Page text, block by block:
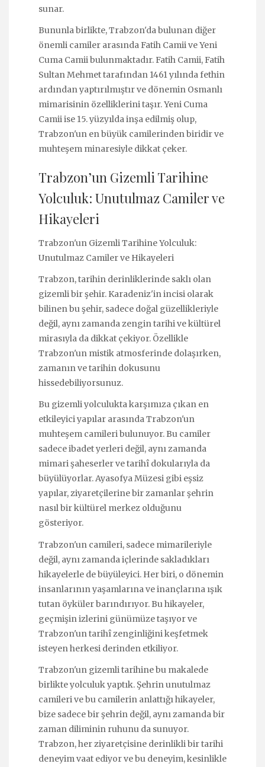
sunar.
Bununla birlikte, Trabzon'da bulunan diğer
önemli camiler arasında Fatih Camii ve Yeni
Cuma Camii bulunmaktadır. Fatih Camii, Fatih
Sultan Mehmet tarafından 1461 yılında fethin
ardından yaptırılmıştır ve dönemin Osmanlı
mimarisinin özelliklerini taşır. Yeni Cuma
Camii ise 15. yüzyılda inşa edilmiş olup,
Trabzon'un en büyük camilerinden biridir ve
muhteşem minaresiyle dikkat çeker.
Trabzon’un Gizemli Tarihine
Yolculuk: Unutulmaz Camiler ve
Hikayeleri
Trabzon'un Gizemli Tarihine Yolculuk:
Unutulmaz Camiler ve Hikayeleri
Trabzon, tarihin derinliklerinde saklı olan
gizemli bir şehir. Karadeniz'in incisi olarak
bilinen bu şehir, sadece doğal güzellikleriyle
değil, aynı zamanda zengin tarihi ve kültürel
mirasıyla da dikkat çekiyor. Özellikle
Trabzon'un mistik atmosferinde dolaşırken,
zamanın ve tarihin dokusunu
hissedebiliyorsunuz.
Bu gizemli yolculukta karşımıza çıkan en
etkileyici yapılar arasında Trabzon'un
muhteşem camileri bulunuyor. Bu camiler
sadece ibadet yerleri değil, aynı zamanda
mimari şaheserler ve tarihî dokularıyla da
büyülüyorlar. Ayasofya Müzesi gibi eşsiz
yapılar, ziyaretçilerine bir zamanlar şehrin
nasıl bir kültürel merkez olduğunu
gösteriyor.
Trabzon'un camileri, sadece mimarileriyle
değil, aynı zamanda içlerinde sakladıkları
hikayelerle de büyüleyici. Her biri, o dönemin
insanlarının yaşamlarına ve inançlarına ışık
tutan öyküler barındırıyor. Bu hikayeler,
geçmişin izlerini günümüze taşıyor ve
Trabzon'un tarihî zenginliğini keşfetmek
isteyen herkesi derinden etkiliyor.
Trabzon'un gizemli tarihine bu makalede
birlikte yolculuk yaptık. Şehrin unutulmaz
camileri ve bu camilerin anlattığı hikayeler,
bize sadece bir şehrin değil, aynı zamanda bir
zaman diliminin ruhunu da sunuyor.
Trabzon, her ziyaretçisine derinlikli bir tarihi
deneyim vaat ediyor ve bu deneyim, kesinlikle